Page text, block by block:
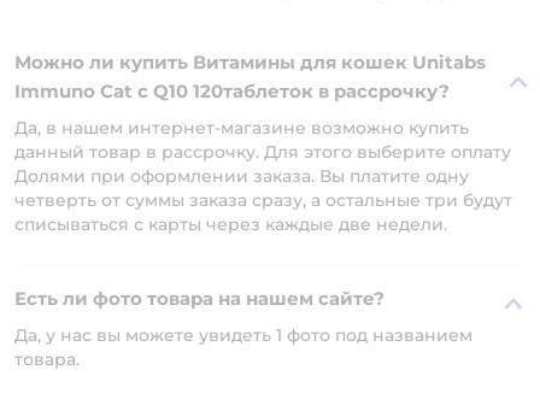
Можно ли купить Витамины для кошек Unitabs
Immuno Cat с Q10 120таблеток в рассрочку?
Да, в нашем интернет-магазине возможно купить
данный товар в рассрочку. Для этого выберите оплату
Долями при оформлении заказа. Вы платите одну
четверть от суммы заказа сразу, а остальные три будут
списываться с карты через каждые две недели.
Есть ли фото товара на нашем сайте?
Да, у нас вы можете увидеть 1 фото под названием
товара.